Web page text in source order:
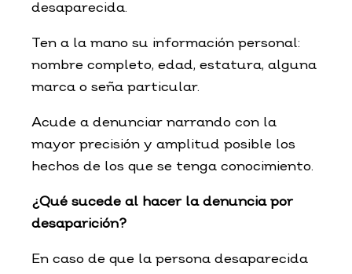
desaparecida.
Ten a la mano su información personal:
nombre completo, edad, estatura, alguna
marca o seña particular.
Acude a denunciar narrando con la
mayor precisión y amplitud posible los
hechos de los que se tenga conocimiento.
¿Qué sucede al hacer la denuncia por
desaparición?
En caso de que la persona desaparecida